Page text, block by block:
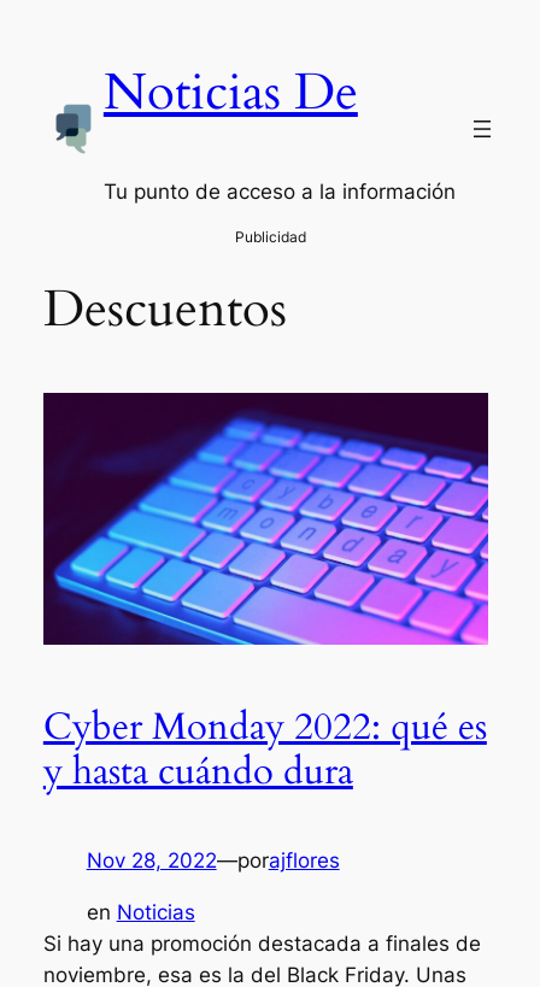
Noticias De
Tu punto de acceso a la información
Descuentos
Cyber Monday 2022: qué es
y hasta cuándo dura
Nov 28, 2022—porajflores
en Noticias
Si hay una promoción destacada a finales de
noviembre, esa es la del Black Friday. Unas